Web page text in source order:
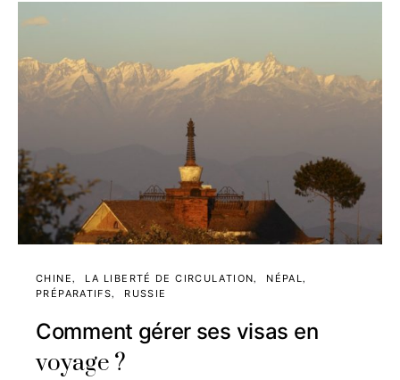
CHINE LA LIBERTÉ DE CIRCULATION
NÉPAL
PRÉPARATIFS
RUSSIE
Comment gérer ses visas en
voyage ?